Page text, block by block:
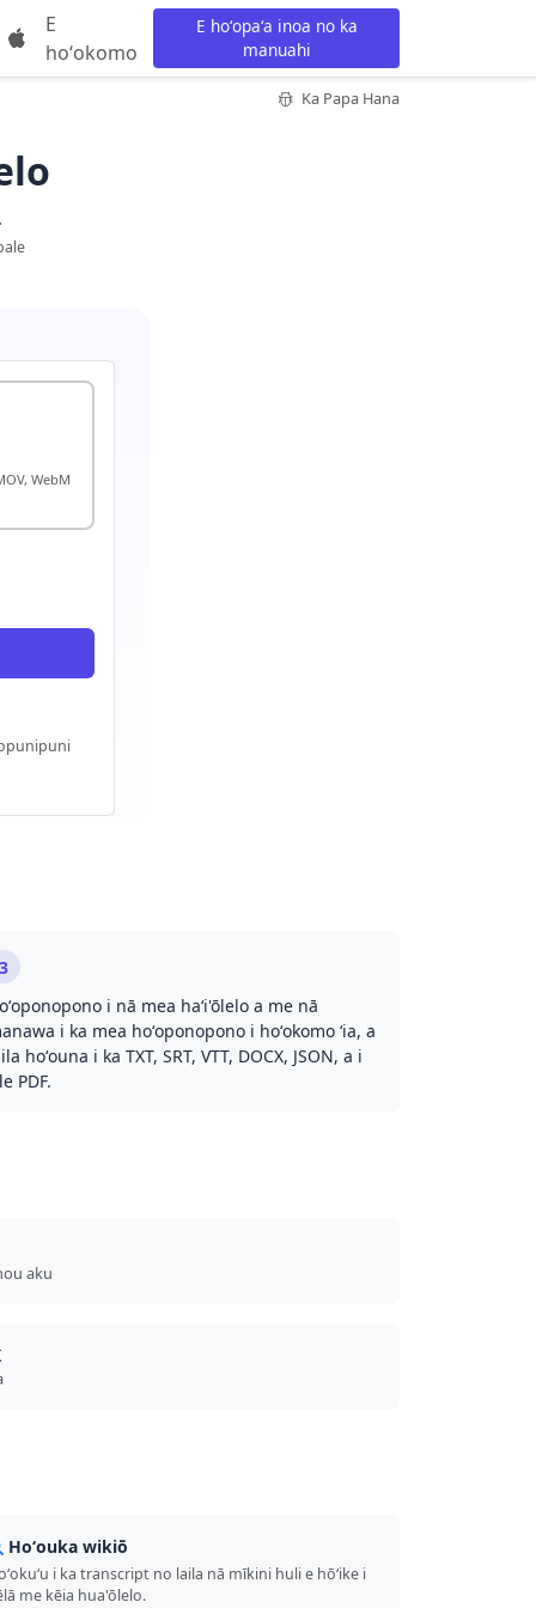
E
hoʻokomo
E hoʻopaʻa inoa no ka
manuahi
Ka Papa Hana
WebM
3
i nā mea haʻi'ōlelo a me nā
i ka mea hoʻoponopono i hoʻokomo ʻia, a
hoʻouna i ka TXT, SRT, VTT, DOCX, JSON, a i
PDF.
aku
Hoʻouka wikiō
i ka transcript no laila nā mīkini huli e hōʻike i
me kēia hua'ōlelo.